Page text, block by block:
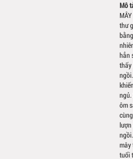
Mô
thư
hẳn
thấy
ôm
lượn
mây
tuổi